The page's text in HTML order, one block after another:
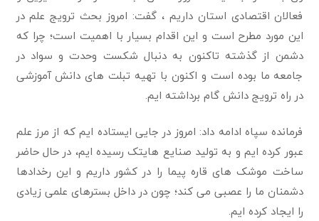
فعالان اقتصادی استان داریم ، گفت: امروز بحث ترویج علم در
این مورد مطرح است و این اقدام بسیار با اهمیت است؛ چرا که
دشمن از گذشته تاکنون به دنبال شکست وحدت و سواد در
جامعه ما بوده است و اکنون با تهیه تبلت های دانش آموزشی
در راه ترویج دانش گام برداشته ایم.
فرمانده سپاه ادامه داد: امروز در جایی ایستاده ایم که از مرز علم
عبور کرده ایم و به تولید صنایع هایتک رسیده ایم، در حال حاضر
ساخت موشک های قاره پیما را در کشور داریم و این رخدادها
دشمنان ما را عصبی می کند؛ چون در داخل بسترهای علمی زیادی
را ایجاد کرده ایم.